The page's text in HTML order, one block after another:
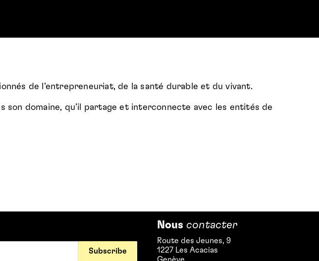
de l’entrepreneuriat, de la santé durable et du vivant.
son domaine, qu’il partage et interconnecte avec les entités de
Nous contacter
Route des Jeunes, 9
1227 Les Acacias
Genève